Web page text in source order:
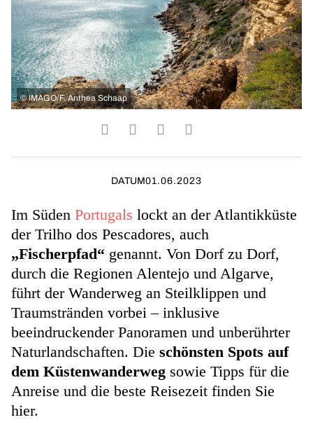
© IMAGO/F. Anthea Schaap
DATUM01.06.2023
Im Süden Portugals lockt an der Atlantikküste
der Trilho dos Pescadores, auch
„Fischerpfad“ genannt. Von Dorf zu Dorf,
durch die Regionen Alentejo und Algarve,
führt der Wanderweg an Steilklippen und
Traumstränden vorbei – inklusive
beeindruckender Panoramen und unberührter
Naturlandschaften. Die schönsten Spots auf
dem Küstenwanderweg sowie Tipps für die
Anreise und die beste Reisezeit finden Sie
hier.